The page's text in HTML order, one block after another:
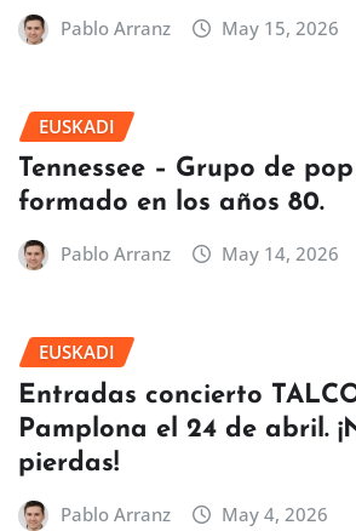
Pablo Arranz May 15, 2026
EUSKADI
Tennessee – Grupo de
formado en los años 80.
Pablo Arranz May 14, 2026
EUSKADI
Entradas concierto
Pamplona el 24 de abril.
pierdas!
Pablo Arranz May 4, 2026